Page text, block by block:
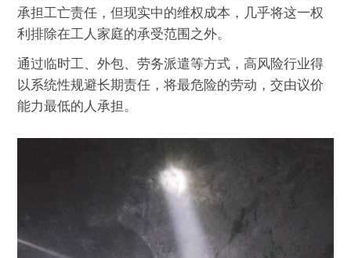
承担工亡责任，但现实中的维权成本，几乎将这一权
利排除在工人家庭的承受范围之外。
通过临时工、外包、劳务派遣等方式，高风险行业得
以系统性规避长期责任，将最危险的劳动，交由议价
能力最低的人承担。